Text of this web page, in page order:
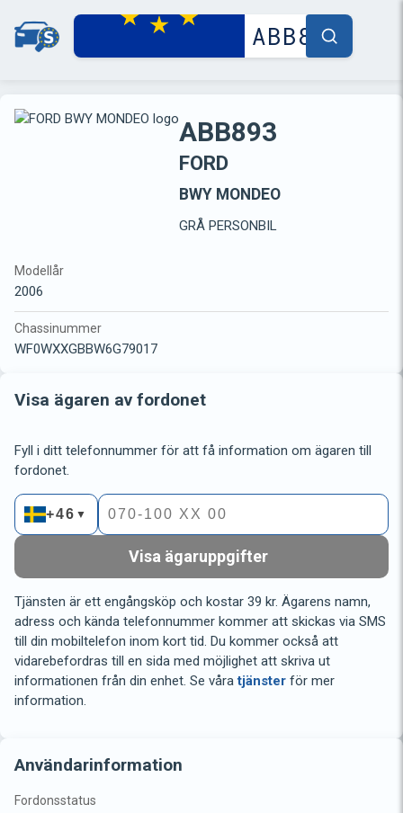
ABB893
FORD
BWY MONDEO
GRÅ PERSONBIL
Modellår
2006
Chassinummer
WF0WXXGBBW6G79017
Visa ägaren av fordonet
Fyll i ditt telefonnummer för att få information om ägaren till
fordonet.
+46 ▼
Visa ägaruppgifter
Tjänsten är ett engångsköp och kostar 39 kr. Ägarens namn,
adress och kända telefonnummer kommer att skickas via SMS
till din mobiltelefon inom kort tid. Du kommer också att
vidarebefordras till en sida med möjlighet att skriva ut
informationen från din enhet. Se våratjänster för mer
information.
Användarinformation
Fordonsstatus